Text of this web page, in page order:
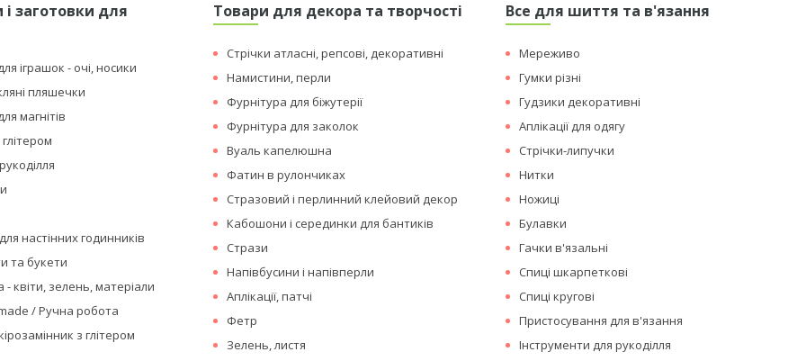
заготовки для
іграшок - очі, носики
пляшечки
магнітів
настінних годинників
та букети
квіти, зелень, матеріали
/ Ручна робота
з глітером
Товари для декора та творчості
Стрічки атласні, репсові, декоративні
Намистини, перли
Фурнітура для біжутерії
Фурнітура для заколок
Вуаль капелюшна
Фатин в рулончиках
Стразовий і перлинний клейовий декор
Кабошони і серединки для бантиків
Стрази
Напівбусини і напівперли
Аплікації, патчі
Фетр
Зелень, листя
Все для шиття та в'язання
Мереживо
Гумки різні
Гудзики декоративні
Аплікації для одягу
Стрічки-липучки
Нитки
Ножиці
Булавки
Гачки в'язальні
Спиці шкарпеткові
Спиці кругові
Пристосування для в'язання
Інструменти для рукоділля